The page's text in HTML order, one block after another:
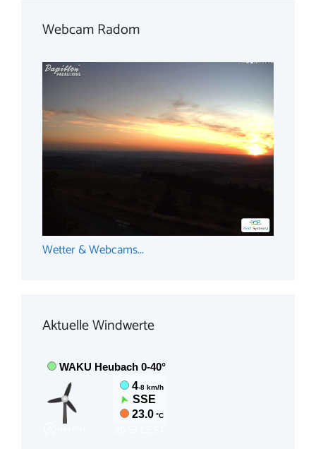
Webcam Radom
Wetter & Webcams...
Aktuelle Windwerte